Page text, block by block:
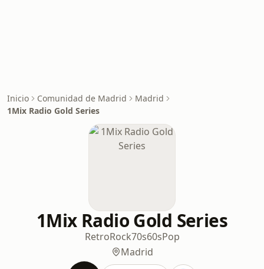
Inicio Comunidad de Madrid
Madrid
1Mix Radio Gold Series
1Mix Radio Gold Series
RetroRock70s60sPop
Madrid